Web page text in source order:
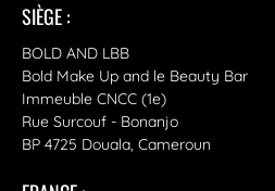
SIÈGE :
BOLD AND LBB
Bold Make Up and le Beauty Bar
Immeuble CNCC (1e)
Rue Surcouf - Bonanjo
BP 4725 Douala, Cameroun